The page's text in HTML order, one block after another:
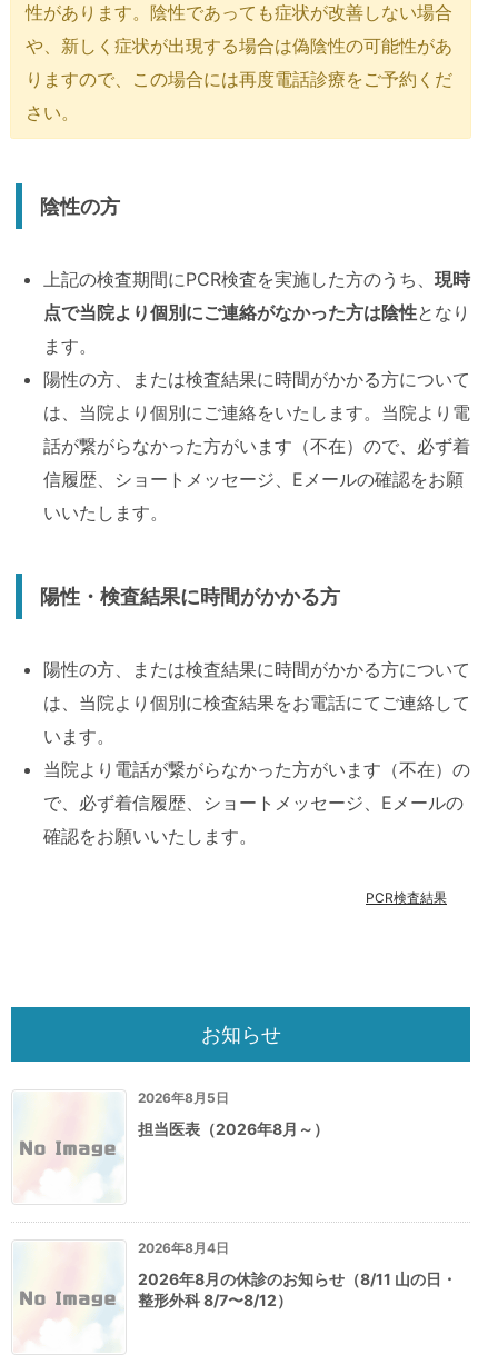
性があります。陰性であっても症状が改善しない場合
や、新しく症状が出現する場合は偽陰性の可能性があ
りますので、この場合には再度電話診療をご予約くだ
さい。
陰性の方
上記の検査期間にPCR検査を実施した方のうち、 現時
点で当院より個別にご連絡がなかった方は陰性となり
ます。
陽性の方、または検査結果に時間がかかる方について
は、当院より個別にご連絡をいたします。当院より電
話が繋がらなかった方がいます（不在）ので、必ず着
信履歴、ショートメッセージ、Eメールの確認をお願
いいたします。
陽性・検査結果に時間がかかる方
陽性の方、または検査結果に時間がかかる方について
は、当院より個別に検査結果をお電話にてご連絡して
います。
当院より電話が繋がらなかった方がいます（不在）の
で、必ず着信履歴、ショートメッセージ、Eメールの
確認をお願いいたします。
PCR検査結果
お知らせ
2026年8月5日
担当医表（2026年8月～）
2026年8月4日
2026年8月の休診のお知らせ（8/11 山の日・
整形外科 8/7〜8/12）